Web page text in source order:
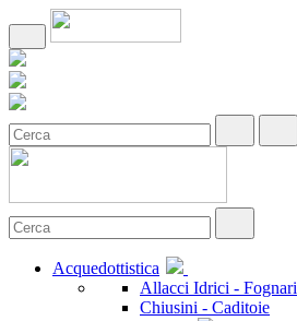
Acquedottistica
Allacci Idrici - Fognari
Chiusini - Caditoie